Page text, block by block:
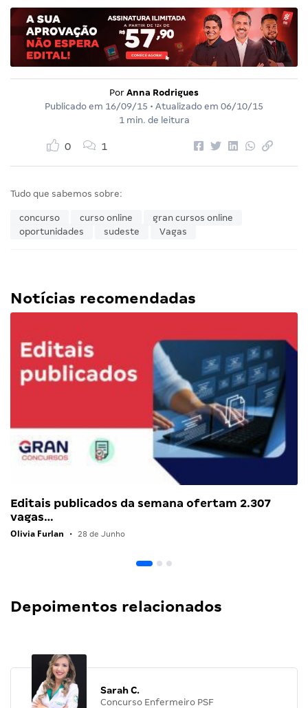
Por Anna Rodrigues
Publicado em 16/09/15 • Atualizado em 06/10/15
1 min. de leitura
0 1
Tudo que sabemos sobre:
concurso curso online
gran cursos online
oportunidades
sudeste Vagas
Notícias recomendadas
Editais publicados da semana ofertam 2.307
vagas…
Olivia Furlan • 28 de Junho
Depoimentos relacionados
Sarah C.
Concurso Enfermeiro PSF